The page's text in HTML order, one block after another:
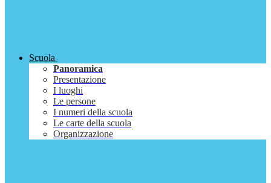
Scuola
Panoramica
Presentazione
I luoghi
Le persone
I numeri della scuola
Le carte della scuola
Organizzazione